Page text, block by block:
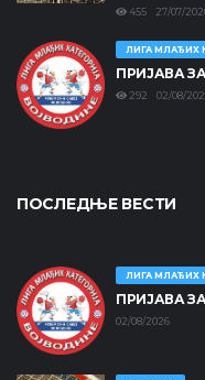
455 27/07/
ЛИГА МЛАЂИХ
ПРИЈАВА
292 02/08/
ПОСЛЕДЊЕ ВЕСТИ
ЛИГА МЛАЂИХ
ПРИЈАВА
02/08/2026